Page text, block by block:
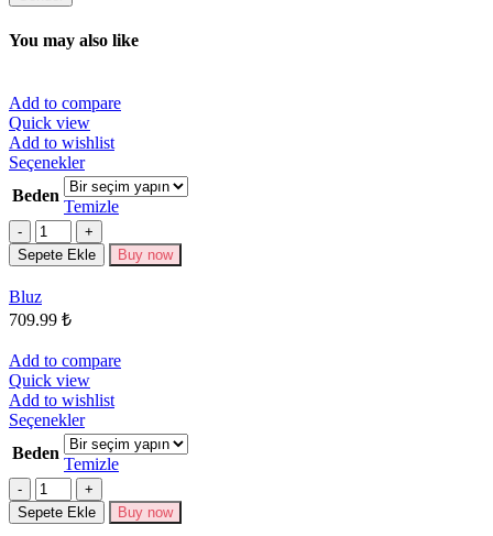
You may also like
Add to compare
Quick view
Add to wishlist
SeçeneklerBu
ürünün
birden
fazla
varyasyonu
var.
Beden
Temizle
Miktar
Sepete Ekle Buy now
Bluz
709.99 ₺
Add to compare
Quick view
Add to wishlist
SeçeneklerBu
ürünün
birden
fazla
varyasyonu
var.
Beden
Temizle
Miktar
Sepete Ekle Buy now